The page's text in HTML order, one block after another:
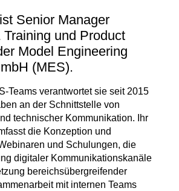
Senior Manager
und Product
Model Engineering
(MES).
Teams verantwortet sie seit 2015
an der Schnittstelle von
technischer Kommunikation. Ihr
die Konzeption und
und Schulungen, die
digitaler Kommunikationskanäle
bereichsübergreifender
mit internen Teams